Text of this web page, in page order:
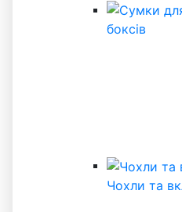
боксів
Чохли та